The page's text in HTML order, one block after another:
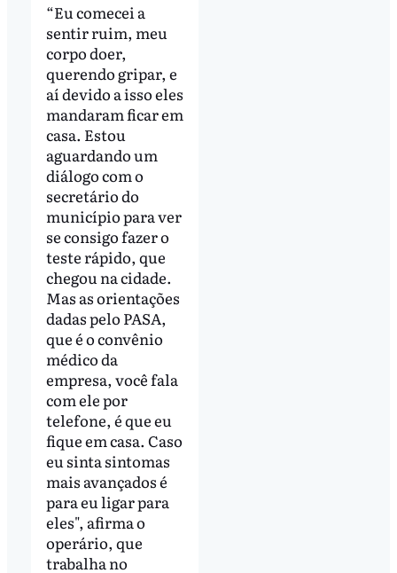
“Eu comecei a
sentir ruim, meu
corpo doer,
querendo gripar, e
aí devido a isso eles
mandaram ficar em
casa. Estou
aguardando um
diálogo com o
secretário do
município para ver
se consigo fazer o
teste rápido, que
chegou na cidade.
Mas as orientações
dadas pelo PASA,
que é o convênio
médico da
empresa, você fala
com ele por
telefone, é que eu
fique em casa. Caso
eu sinta sintomas
mais avançados é
para eu ligar para
eles", afirma o
operário, que
trabalha no